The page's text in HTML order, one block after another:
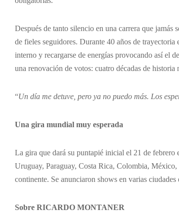
Después de tanto silencio en una carrera que jamás
de fieles seguidores. Durante 40 años de
interno y recargarse de energías provocando así el
una renovación de votos: cuatro décadas de
“Un día me detuve, pero ya no puedo más. Los
Una gira mundial muy esperada
La gira que dará su puntapié inicial el 21 de febrero
Uruguay, Paraguay, Costa Rica, Colombia,
continente. Se anunciaron shows en varias
Sobre RICARDO MONTANER